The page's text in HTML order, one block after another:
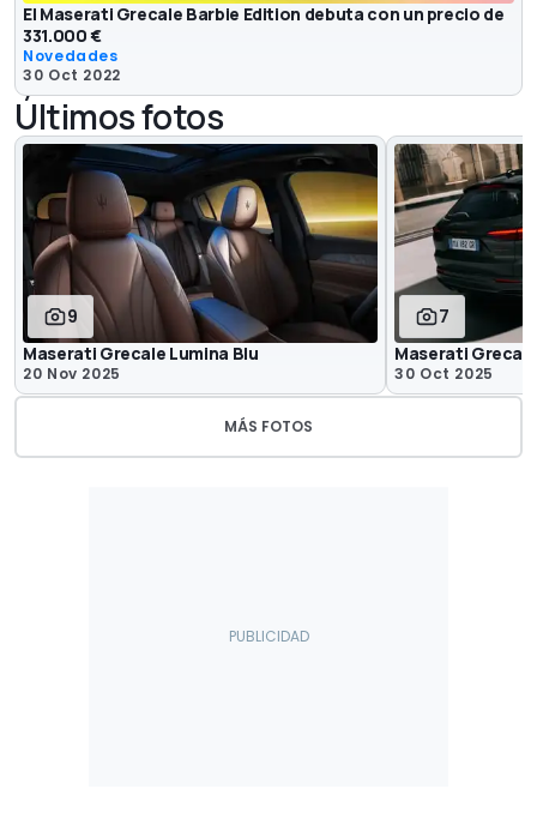
El Maserati Grecale Barbie Edition debuta con un precio de
331.000 €
Novedades
30 Oct 2022
Últimos fotos
9
Maserati Grecale Lumina Blu
20 Nov 2025
7
Maserati
30 Oct 2025
MÁS FOTOS